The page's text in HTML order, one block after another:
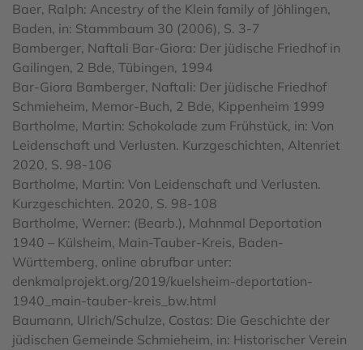
Baer, Ralph: Ancestry of the Klein family of Jöhlingen,
Baden, in: Stammbaum 30 (2006), S. 3-7
Bamberger, Naftali Bar-Giora: Der jüdische Friedhof in
Gailingen, 2 Bde, Tübingen, 1994
Bar-Giora Bamberger, Naftali: Der jüdische Friedhof
Schmieheim, Memor-Buch, 2 Bde, Kippenheim 1999
Bartholme, Martin: Schokolade zum Frühstück, in: Von
Leidenschaft und Verlusten. Kurzgeschichten, Altenriet
2020, S. 98-106
Bartholme, Martin: Von Leidenschaft und Verlusten.
Kurzgeschichten. 2020, S. 98-108
Bartholme, Werner: (Bearb.), Mahnmal Deportation
1940 – Külsheim, Main-Tauber-Kreis, Baden-
Württemberg, online abrufbar unter:
denkmalprojekt.org/2019/kuelsheim-deportation-
1940_main-tauber-kreis_bw.html
Baumann, Ulrich/Schulze, Costas: Die Geschichte der
jüdischen Gemeinde Schmieheim, in: Historischer Verein